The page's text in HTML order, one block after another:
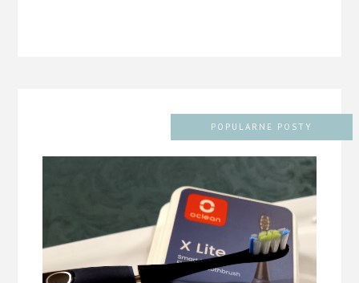
POPULARNE POSTY